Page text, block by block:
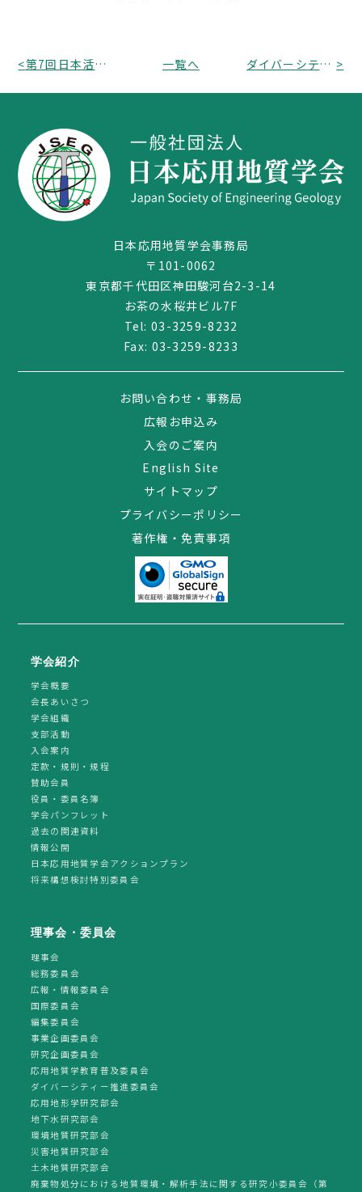
< 第7回日本活断層学会「活断層の学校 in つくば」参加者募集 一覧へ ダイバーシティ推進委員会 令和 7 年度キャリアデザインセミナー開催のお知らせ >
日本応用地質学会事務局
〒101-0062
東京都千代田区神田駿河台2-3-14
お茶の水桜井ビル7F
Tel:03-3259-8232
Fax: 03-3259-8233
お問い合わせ・事務局
広報お申込み
入会のご案内
English Site
サイトマップ
プライバシーポリシー
著作権・免責事項
学会紹介
学会概要
会長あいさつ
学会組織
支部活動
入会案内
定款・規則・規程
賛助会員
役員・委員名簿
学会パンフレット
過去の関連資料
情報公開
日本応用地質学会アクションプラン
将来構想検討特別委員会
理事会・委員会
理事会
総務委員会
広報・情報委員会
国際委員会
編集委員会
事業企画委員会
研究企画委員会
応用地質学教育普及委員会
ダイバーシティー推進委員会
応用地形学研究部会
地下水研究部会
環境地質研究部会
災害地質研究部会
土木地質研究部会
廃棄物処分における地質環境・解析手法に関する研究小委員会（第